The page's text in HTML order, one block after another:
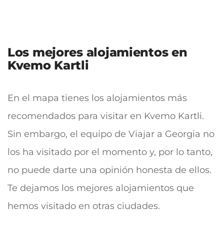
Los mejores alojamientos en
Kvemo Kartli
En el mapa tienes los alojamientos más
recomendados para visitar en Kvemo Kartli.
Sin embargo, el equipo de Viajar a Georgia no
los ha visitado por el momento y, por lo tanto,
no puede darte una opinión honesta de ellos.
Te dejamos los mejores alojamientos que
hemos visitado en otras ciudades.